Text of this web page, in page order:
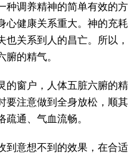
种调养精神的简单有效的方
心健康关系重大。神的充耗
也关系到人的昌亡。所以，
的精气。
的窗户，人体五脏六腑的精
要注意做到全身放松，顺其
疏通、气血流畅。
到意想不到的效果，在合适